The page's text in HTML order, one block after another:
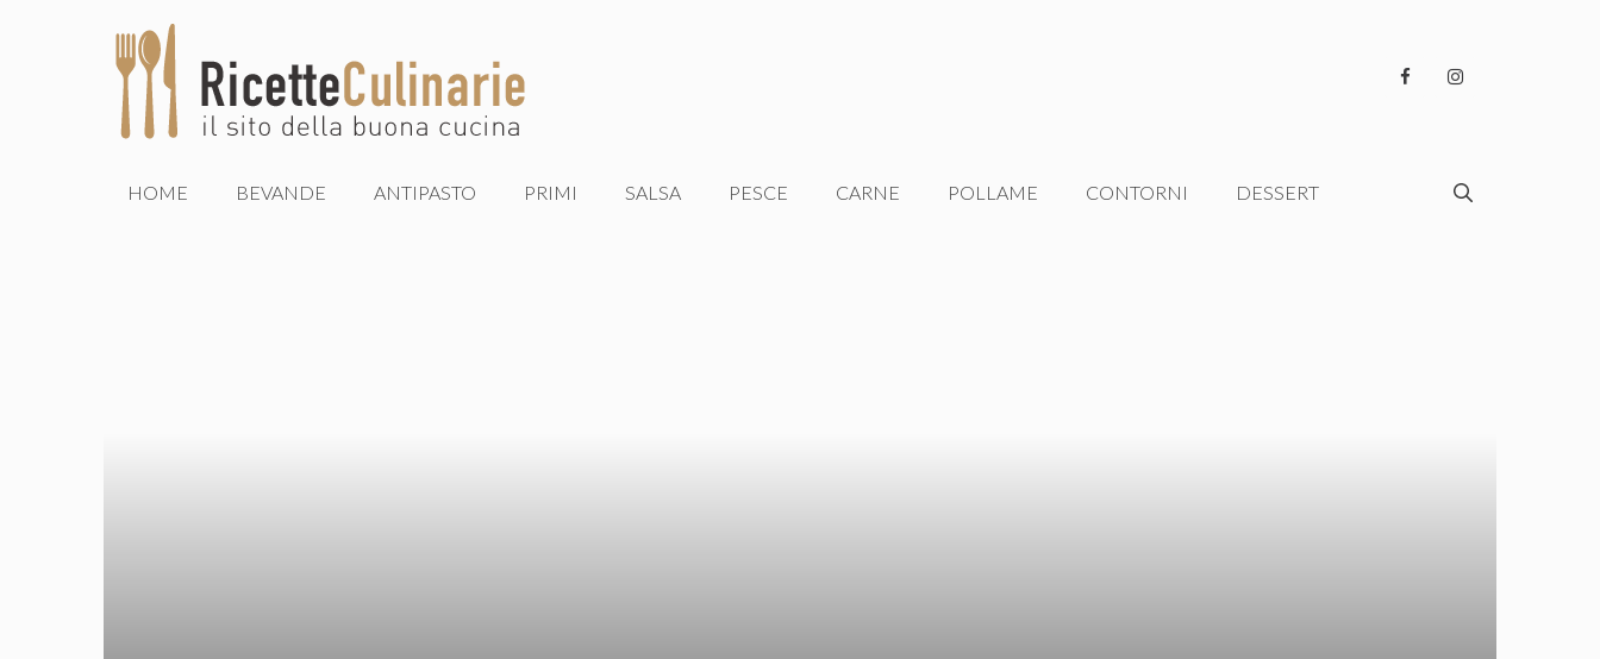
HOME BEVANDE ANTIPASTO PRIMI SALSA PESCE CARNE POLLAME CONTORNI DESSERT